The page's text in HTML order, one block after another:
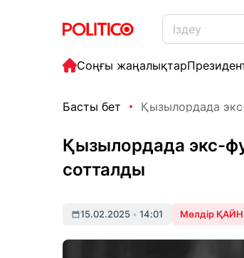
Соңғы жаңалықтар
Басты бет Қызылордада
Қызылордада экс-
сотталды
15.02.2025 • 14:01 Мөлдір